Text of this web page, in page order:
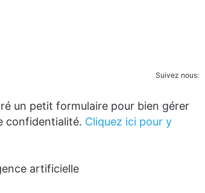
Suivez nous:
un petit formulaire pour bien gérer
confidentialité. Cliquez ici pour y
artificielle